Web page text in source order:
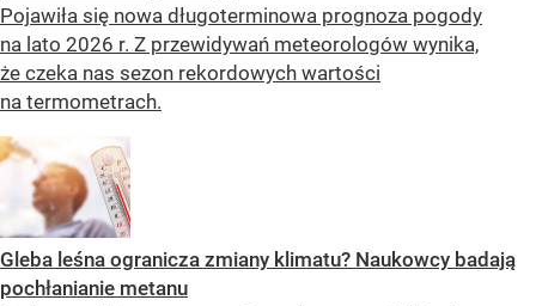
Pojawiła się nowa długoterminowa prognoza pogody
na lato 2026 r. Z przewidywań meteorologów wynika,
że czeka nas sezon rekordowych wartości
na termometrach.
Gleba leśna ogranicza zmiany klimatu? Naukowcy badają
pochłanianie metanu